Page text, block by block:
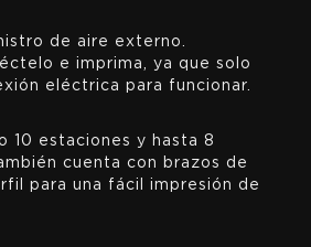
de aire externo.
e imprima, ya que solo
eléctrica para funcionar.
10 estaciones y hasta 8
cuenta con brazos de
para una fácil impresión de